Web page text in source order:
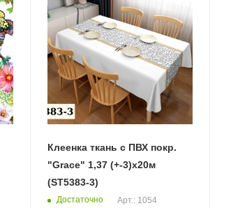
Клеенка ткань с ПВХ покр.
"Grace" 1,37 (+-3)х20м
(ST5383-3)
Достаточно Арт.: 1054